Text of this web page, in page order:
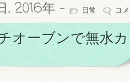
, 2016年 - 日常 コ
オーブンで無水